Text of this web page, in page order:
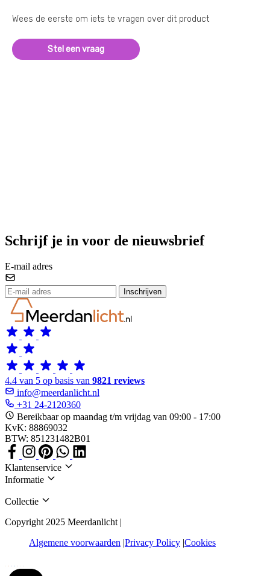
Wees de eerste om iets te vragen over dit product
Stel een vraag
Schrijf je in voor de nieuwsbrief
E-mail adres
Inschrijven
4.4 van 5 op basis van 9821 reviews
info@meerdanlicht.nl
+31 24-2120360
Bereikbaar op maandag t/m vrijdag van 09:00 - 17:00
KvK: 88869032
BTW: 851231482B01
Klantenservice
Informatie
Collectie
Copyright 2025 Meerdanlicht |
Algemene voorwaarden Privacy Policy Cookies